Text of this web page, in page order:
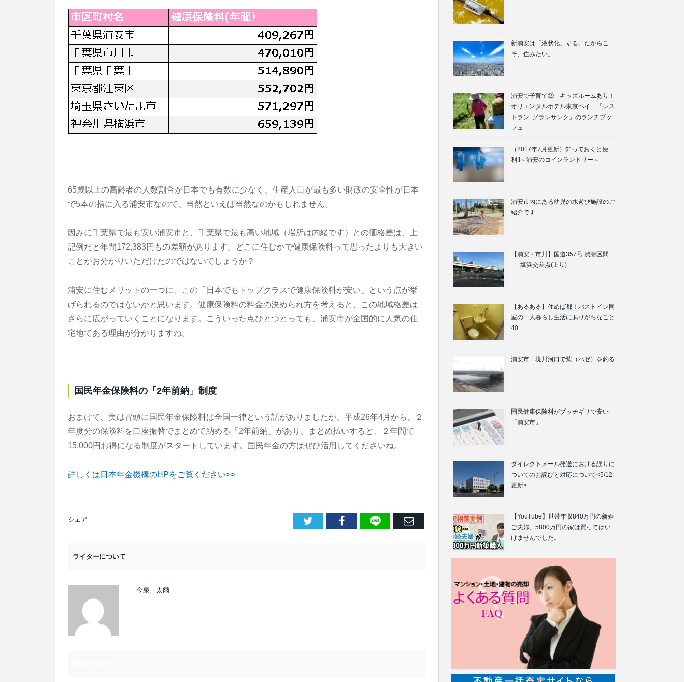
65歳以上の高齢者の人数割合が日本でも有数に少なく、生産人口が最も多い財政の安全性が日本
で5本の指に入る浦安市なので、当然といえば当然なのかもしれません。
因みに千葉県で最も安い浦安市と、千葉県で最も高い地域（場所は内緒です）との価格差は、上
記例だと年間172,383円もの差額があります。どこに住むかで健康保険料って思ったよりも大きい
ことがお分かりいただけたのではないでしょうか？
浦安に住むメリットの一つに、この「日本でもトップクラスで健康保険料が安い」という点が挙
げられるのではないかと思います。健康保険料の料金の決められ方を考えると、この地域格差は
さらに広がっていくことになります。こういった点ひとつとっても、浦安市が全国的に人気の住
宅地である理由が分かりますね。
国民年金保険料の「2年前納」制度
おまけで、実は冒頭に国民年金保険料は全国一律という話がありましたが、平成26年4月から、２
年度分の保険料を口座振替でまとめて納める「2年前納」があり、まとめ払いすると、２年間で
15,000円お得になる制度がスタートしています。国民年金の方はぜひ活用してくださいね。
詳しくは日本年金機構のHPをご覧ください>>
シェア Facebook
LINE
E
ライターについて
今泉 太爾
新浦安は「液状化」する。だからこ
そ、住みたい。
浦安で子育て② キッズルームあり！
オリエンタルホテル東京ベイ 「レス
トラン･グランサンク」のランチブッ
フェ
（2017年7月更新）知っておくと便
利!!～浦安のコインランドリー～
浦安市内にある幼児の水遊び施設のご
紹介です
【浦安・市川】国道357号 渋滞区間
──塩浜交差点(上り)
【あるある】住めば都！バストイレ同
室の一人暮らし生活にありがちなこと
40
浦安市 境川河口で鯊（ハゼ）を釣る
国民健康保険料がブッチギリで安い
「浦安市」
ダイレクトメール発送における誤りに
ついてのお詫びと対応について<5/12
更新>
【YouTube】世帯年収840万円の新婚
ご夫婦、5800万円の家は買ってはい
けませんでした。